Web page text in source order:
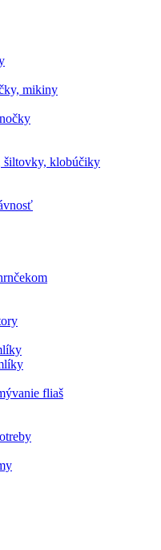
mikiny
šiltovky, klobúčiky
fliaš